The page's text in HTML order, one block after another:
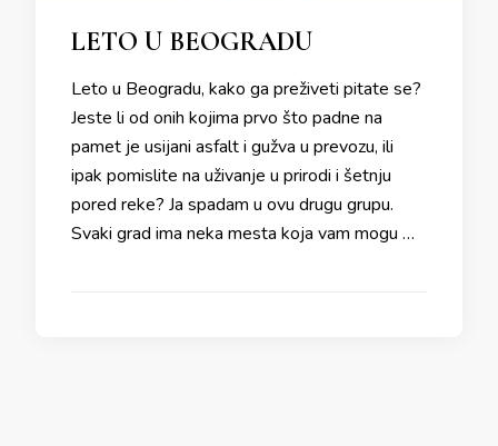
LETO U BEOGRADU
Leto u Beogradu, kako ga preživeti pitate se?
Jeste li od onih kojima prvo što padne na
pamet je usijani asfalt i gužva u prevozu, ili
ipak pomislite na uživanje u prirodi i šetnju
pored reke? Ja spadam u ovu drugu grupu.
Svaki grad ima neka mesta koja vam mogu …